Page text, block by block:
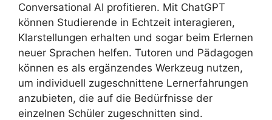
Conversational AI profitieren. Mit ChatGPT
können Studierende in Echtzeit interagieren,
Klarstellungen erhalten und sogar beim Erlernen
neuer Sprachen helfen. Tutoren und Pädagogen
können es als ergänzendes Werkzeug nutzen,
um individuell zugeschnittene Lernerfahrungen
anzubieten, die auf die Bedürfnisse der
einzelnen Schüler zugeschnitten sind.